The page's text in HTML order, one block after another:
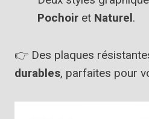
Pochoir et Naturel.
👉 Des plaques
durables, parfaites pour